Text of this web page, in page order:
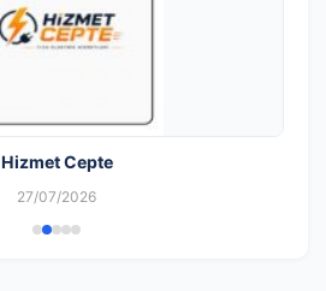
Hizmet Cepte
27/07/2026